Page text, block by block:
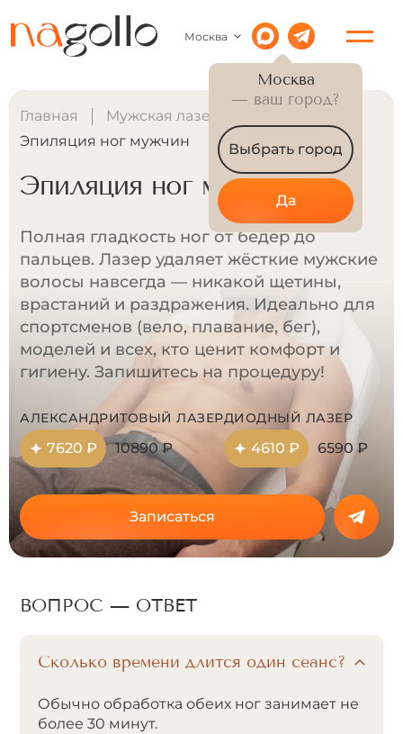
Москва
Москва
— ваш город?
Выбрать город
Да
Главная
Мужская лазерная эпиляция
Эпиляция ног мужчин
Эпиляция ног мужчин
Полная гладкость ног от бёдер до
пальцев. Лазер удаляет жёсткие мужские
волосы навсегда — никакой щетины,
врастаний и раздражения. Идеально для
спортсменов (вело, плавание, бег),
моделей и всех, кто ценит комфорт и
гигиену. Запишитесь на процедуру!
АЛЕКСАНДРИТОВЫЙ ЛАЗЕР
7620 ₽ 10890 ₽
ДИОДНЫЙ ЛАЗЕР
4610 ₽ 6590 ₽
Записаться
ВОПРОС — ОТВЕТ
Сколько времени длится один сеанс?
Обычно обработка обеих ног занимает не
более 30 минут.